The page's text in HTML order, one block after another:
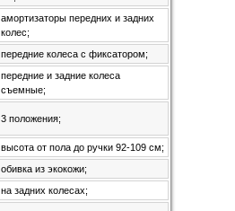
амортизаторы передних и задних
колес;
передние колеса с фиксатором;
передние и задние колеса
съемные;
3 положения;
высота от пола до ручки 92-109 см;
обивка из экокожи;
на задних колесах;